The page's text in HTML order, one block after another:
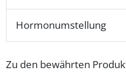
Hormonumstellung
Zu den bewährten